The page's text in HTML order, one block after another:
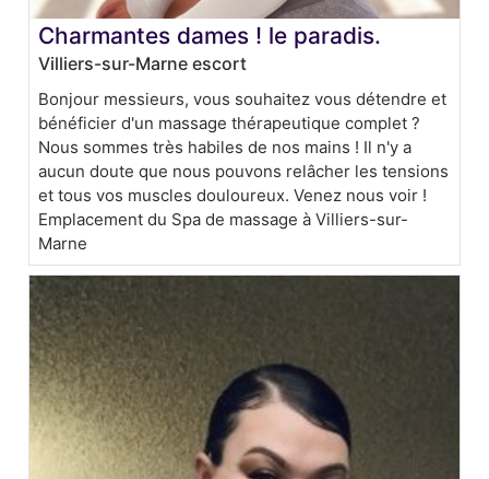
Charmantes dames ! le paradis.
Villiers-sur-Marne escort
Bonjour messieurs, vous souhaitez vous détendre et
bénéficier d'un massage thérapeutique complet ?
Nous sommes très habiles de nos mains ! Il n'y a
aucun doute que nous pouvons relâcher les tensions
et tous vos muscles douloureux. Venez nous voir !
Emplacement du Spa de massage à Villiers-sur-
Marne